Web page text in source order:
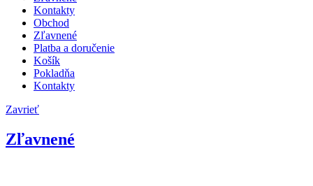
Kontakty
Obchod
Zľavnené
Platba a doručenie
Košík
Pokladňa
Kontakty
Zavrieť
Zľavnené